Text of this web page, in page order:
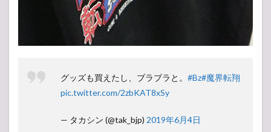
グッズも買えたし、ブラブラと。 #Bz#魔界転翔
pic.twitter.com/2zbKAT8xSy
— タカシン (@tak_bjp) 2019年6月4日